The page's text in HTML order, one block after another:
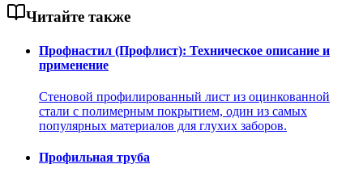
Читайте также
Профнастил (Профлист): Техническое описание и
применение
Стеновой профилированный лист из оцинкованной
стали с полимерным покрытием, один из самых
популярных материалов для глухих заборов.
Профильная труба